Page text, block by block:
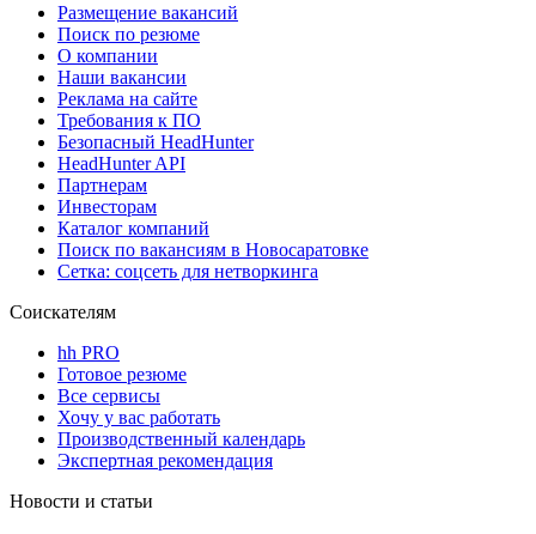
Размещение вакансий
Поиск по резюме
О компании
Наши вакансии
Реклама на сайте
Требования к ПО
Безопасный HeadHunter
HeadHunter API
Партнерам
Инвесторам
Каталог компаний
Поиск по вакансиям в Новосаратовке
Сетка: соцсеть для нетворкинга
Соискателям
hh PRO
Готовое резюме
Все сервисы
Хочу у вас работать
Производственный календарь
Экспертная рекомендация
Новости и статьи